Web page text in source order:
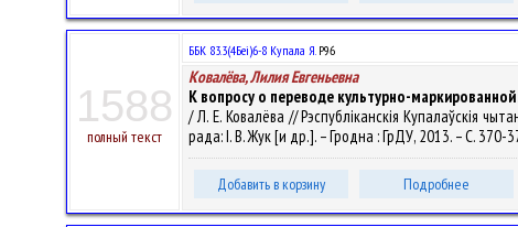
1588
полный текст
ББК 83.3(4Беі)6-8 Купала Я.Р96
Ковалёва, Лилия Евгеньевна
К вопросу о переводе культурно-
/ Л. Е. Ковалёва // Рэспубліканскія Купалаўскія
рада: І. В. Жук [и др.]. – Гродна : ГрДУ, 2013. – С. 370-
Добавить в корзину Подробнее